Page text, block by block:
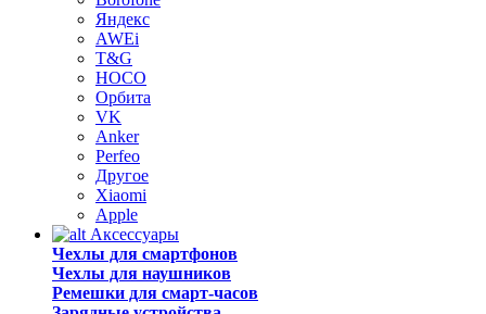
Яндекс
AWEi
T&G
HOCO
Орбита
VK
Anker
Perfeo
Другое
Xiaomi
Apple
Аксессуары
Чехлы для смартфонов
Чехлы для наушников
Ремешки для смарт-часов